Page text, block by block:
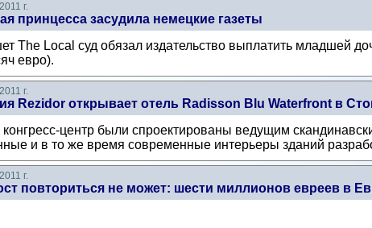
г.
принцесса засудила немецкие газеты
The Local суд обязал издательство выплатить младшей
евро).
г.
Rezidor открывает отель Radisson Blu Waterfront в
конгресс-центр были спроектированы ведущим
и в то же время современные интерьеры зданий
г.
повториться не может: шести миллионов евреев в